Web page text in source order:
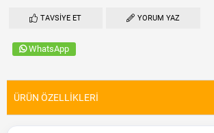
TAVSIYE ET YORUM YAZ
WhatsApp
ÜRÜN ÖZELLIKLERI